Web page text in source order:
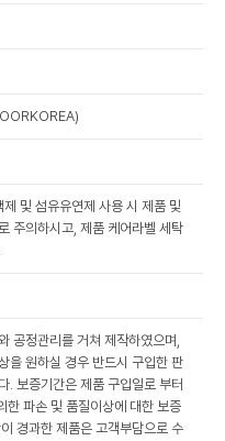
및 섬유유연제 사용 시 제품 및
주의하시고, 제품 케어라벨 세탁
공정관리를 거쳐 제작하였으며,
을 원하실 경우 반드시 구입한 판
. 보증기간은 제품 구입일로 부터
한 파손 및 품질이상에 대한 보증
경과한 제품은 고객부담으로 수